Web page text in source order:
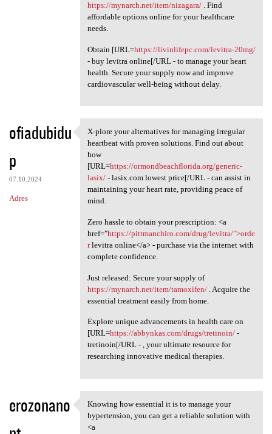
https://mynarch.net/item/nizagara/. Find
affordable options online for your healthcare
needs.
Obtain [URL=https://livinlifepc.com/levitra-20mg/
- buy levitra online[/URL - to manage your heart
health. Secure your supply now and improve
cardiovascular well-being without delay.
ofiadubidu
p
07.10.2024
Adres
X-plore your alternatives for
X-plore your alternatives for managing irregular
heartbeat with proven solutions. Find out about
how
[URL=https://ormondbeachflorida.org/generic-
lasix/- lasix.com lowest price[/URL - can assist in
maintaining your heart rate, providing peace of
mind.
Zero hassle to obtain your prescription: <a
href="https://pittmanchiro.com/drug/levitra/">orde
rlevitra online</a> - purchase via the internet with
complete confidence.
Just released: Secure your supply of
https://mynarch.net/item/tamoxifen/. Acquire the
essential treatment easily from home.
Explore unique advancements in health care on
[URL=https://abbynkas.com/drugs/tretinoin/-
tretinoin[/URL - , your ultimate resource for
researching innovative medical therapies.
erozonano
Knowing how essential it is
Knowing how essential it is to manage your
hypertension, you can get a reliable solution with
<a